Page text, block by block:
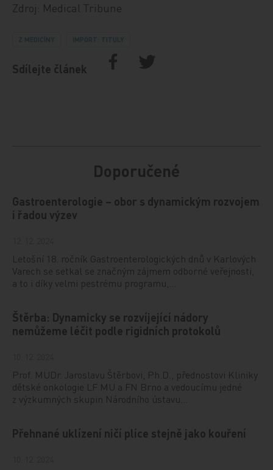
Zdroj: Medical Tribune
Z MEDICÍNY IMPORT: TITULY
Sdílejte článek
Doporučené
Gastroenterologie – obor s dynamickým rozvojem
i řadou výzev
Letošní 18. ročník Gastroenterologických dnů v Karlových
Varech se setkal se značným zájmem odborné veřejnosti,
a to i díky velmi pestrému programu,…
Štěrba: Dynamicky se rozvíjející nádory
nemůžeme léčit podle rigidních protokolů
Prof. MUDr. Jaroslavu Štěrbovi, Ph.D., přednostovi Kliniky
dětské onkologie LF MU a FN Brno a vedoucímu jedné
z výzkumných skupin Národního ústavu…
Přehnané uklízení ničí plíce stejně jako kouření